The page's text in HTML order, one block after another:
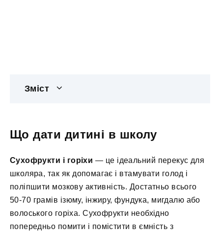
Зміст
Що дати дитині в школу
Сухофрукти і горіхи — це ідеальний перекус для
школяра, так як допомагає і втамувати голод і
поліпшити мозкову активність. Достатньо всього
50-70 грамів ізюму, інжиру, фундука, мигдалю або
волоського горіха. Сухофрукти необхідно
попередньо помити і помістити в ємність з